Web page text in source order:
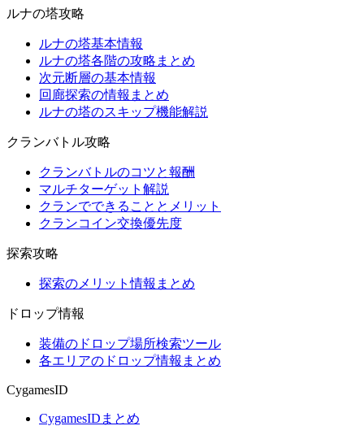
ルナの塔攻略
ルナの塔基本情報
ルナの塔各階の攻略まとめ
次元断層の基本情報
回廊探索の情報まとめ
ルナの塔のスキップ機能解説
クランバトル攻略
クランバトルのコツと報酬
マルチターゲット解説
クランでできることとメリット
クランコイン交換優先度
探索攻略
探索のメリット情報まとめ
ドロップ情報
装備のドロップ場所検索ツール
各エリアのドロップ情報まとめ
CygamesID
CygamesIDまとめ